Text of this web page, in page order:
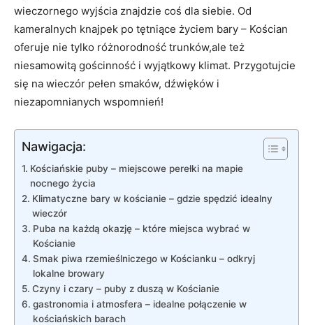
wieczornego wyjścia znajdzie coś dla siebie. Od
kameralnych knajpek po tętniące życiem bary – Kościan
oferuje nie tylko różnorodność trunków,ale też
niesamowitą gościnność i wyjątkowy klimat. Przygotujcie
się na wieczór pełen smaków, dźwięków i
niezapomnianych wspomnień!
Nawigacja:
Kościańskie puby – miejscowe perełki na mapie
nocnego życia
Klimatyczne bary w kościanie – gdzie spędzić idealny
wieczór
Puba na każdą okazję – które miejsca wybrać w
Kościanie
Smak piwa rzemieślniczego w Kościanku – odkryj
lokalne browary
Czyny i czary – puby z duszą w Kościanie
gastronomia i atmosfera – idealne połączenie w
kościańskich barach